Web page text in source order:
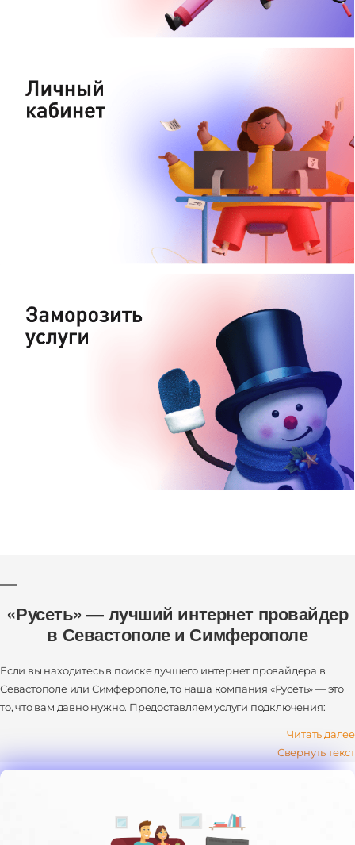
«Русеть» — лучший интернет провайдер
в Севастополе и Симферополе
Если вы находитесь в поиске лучшего интернет провайдера в
Севастополе или Симферополе, то наша компания «Русеть» — это
то, что вам давно нужно. Предоставляем услуги подключения:
цифрового ТВ.
И все это по отличным ценам, на честных условиях и с гарантией
качества. Работаем с физическими и юридическими лицами.
Читать далее
Свернуть текст